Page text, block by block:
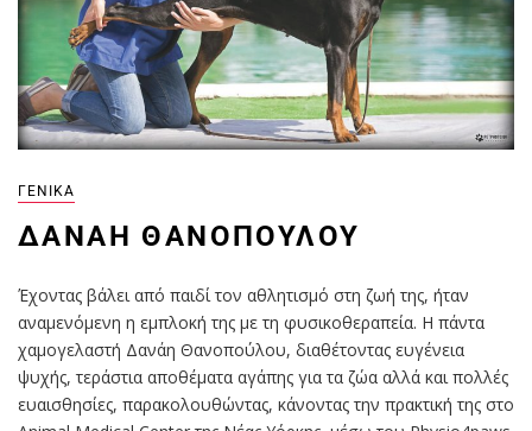
ΓΕΝΙΚΆ
ΔΑΝΆΗ ΘΑΝΟΠΟΎΛΟΥ
Έχοντας βάλει από παιδί τον αθλητισμό στη ζωή της, ήταν
αναμενόμενη η εμπλοκή της με τη φυσικοθεραπεία. Η πάντα
χαμογελαστή Δανάη Θανοπούλου, διαθέτοντας ευγένεια
ψυχής, τεράστια αποθέματα αγάπης για τα ζώα αλλά και πολλές
ευαισθησίες, παρακολουθώντας, κάνοντας την πρακτική της στο